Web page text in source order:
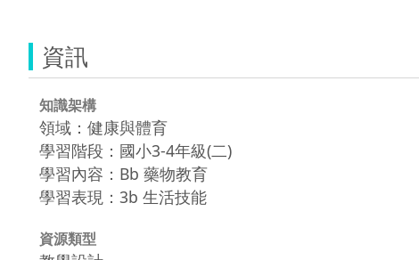
資訊
知識架構
領域：健康與體育
學習階段：國小3-4年級(二)
學習內容：Bb 藥物教育
學習表現：3b 生活技能
資源類型